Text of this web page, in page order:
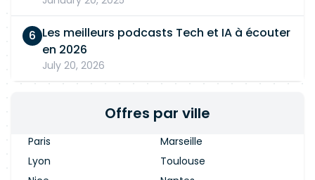
Les meilleurs podcasts Tech et IA à écouter
en 2026
July 20, 2026
Offres par ville
Paris
Marseille
Lyon
Toulouse